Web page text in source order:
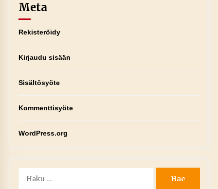
Meta
Rekisteröidy
Kirjaudu sisään
Sisältösyöte
Kommenttisyöte
WordPress.org